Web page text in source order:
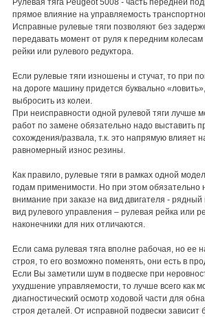
прямое влияние на управляемость
Исправные рулевые тяги позволяют без
передавать момент от руля к передним
рейки или рулевого редуктора.
Если рулевые тяги изношены и стучат, то при
на дороге машину придется буквально
выбросить из колеи.
При неисправности одной рулевой тяги лучше
работ по замене обязательно надо выставить
сохождения/развала, т.к. это напрямую влияет
равномерный износ резины.
Как правило, рулевые тяги в рамках одной
годам применимости. Но при этом обязательно
внимание при заказе на вид двигателя -
вид рулевого управления – рулевая рейка или
наконечники для них отличаются.
Если сама рулевая тяга вполне рабочая, но ее
строя, то его возможно поменять, они есть в
Если Вы заметили шум в подвеске при
ухудшение управляемости, то лучше всего как
диагностический осмотр ходовой части для
строя деталей. От исправной подвески зависит